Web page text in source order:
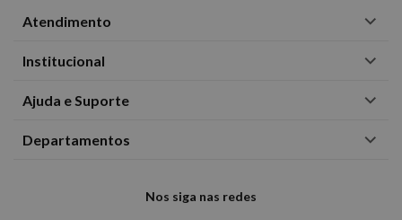
Atendimento
Institucional
Ajuda e Suporte
Departamentos
Nos siga nas redes